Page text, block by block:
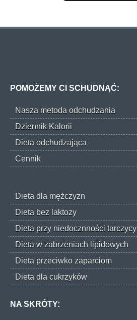
POMOŻEMY CI SCHUDNĄĆ:
Nasza metoda odchudzania
Dziennik Kalorii
Dieta odchudzająca
Cennik
Dieta dla mężczyzn
Dieta bez laktozy
Dieta przy niedocznności tarczycy
Dieta w zabrzeniach lipidowych
Dieta przeciwko zaparciom
Dieta dla cukrzyków
NA SKRÓTY: